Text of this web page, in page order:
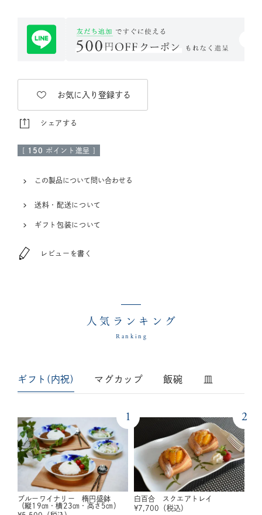
お気に入り登録する
シェアする
150 ポイント進呈 ]
この製品について問い合わせる
送料・配送について
ギフト包装について
レビューを書く
人気ランキング
Ranking
ギフト(内祝) マグカップ 飯碗 皿
1
ブルーワイナリー 楕円盛鉢
（縦19㎝・横23㎝・高さ5㎝）
2
白百合 スクエアトレイ
¥7,700 （税込）